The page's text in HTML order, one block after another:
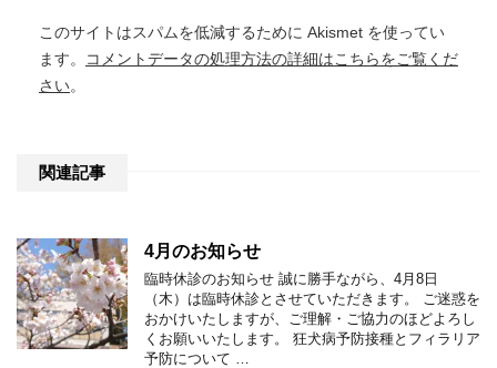
このサイトはスパムを低減するために Akismet を使ってい
ます。
コメントデータの処理方法の詳細はこちらをご覧くだ
さい。
関連記事
4月のお知らせ
臨時休診のお知らせ 誠に勝手ながら、4月8日
（木）は臨時休診とさせていただきます。 ご迷惑を
おかけいたしますが、ご理解・ご協力のほどよろし
くお願いいたします。 狂犬病予防接種とフィラリア
予防について …